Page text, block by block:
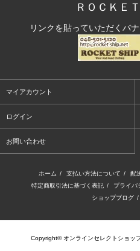
ＲＯＣＫＥ
リンクを貼っていただくバ
マイアカウント
ログイン
お問い合わせ
ホーム / 支払い方法について / 配
特定商取引法に基づく表記 / プライバ
ショップブログ /
Copyright© オンラインセレクトショッ